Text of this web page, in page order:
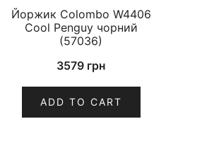
Йоржик Colombo W4406
Cool Penguy чорний
(57036)
3579 грн
ADD TO CART